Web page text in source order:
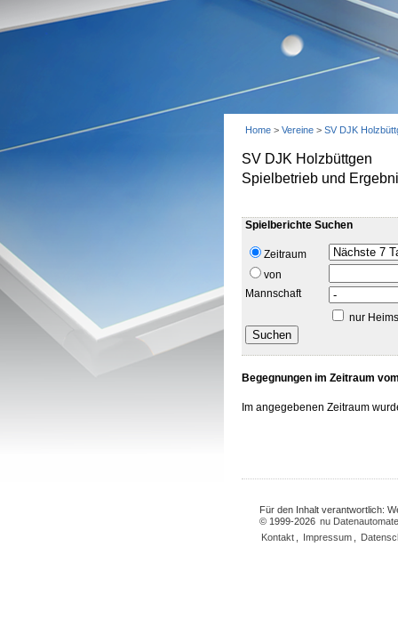
Home > Vereine > SV DJK
SV DJK Holzbüttgen
Spielbetrieb und
Spielberichte Suchen
Zeitraum
von
Mannschaft
nur
Begegnungen im Zeitraum
Im angegebenen Zeitraum
Für den Inhalt verantwortlich:
© 1999-2026 nu
Kontakt
Impressum